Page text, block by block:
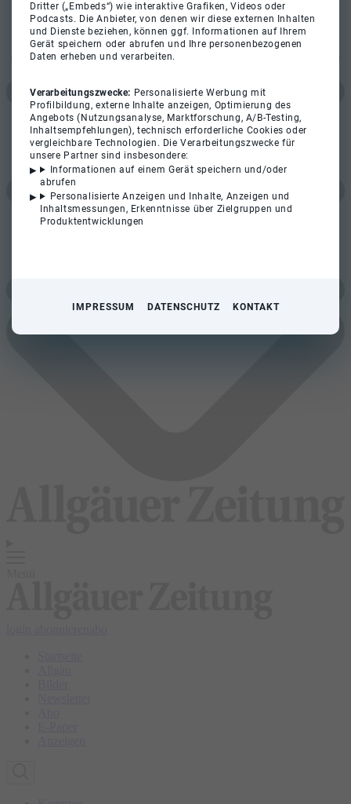
Dritter („Embeds“) wie interaktive Grafiken, Videos oder
Podcasts. Die Anbieter, von denen wir diese externen Inhalten
und Dienste beziehen, können ggf. Informationen auf Ihrem
Gerät speichern oder abrufen und Ihre personenbezogenen
Daten erheben und verarbeiten.
Verarbeitungszwecke: Personalisierte Werbung mit
Profilbildung, externe Inhalte anzeigen, Optimierung des
Angebots (Nutzungsanalyse, Marktforschung, A/B-Testing,
Inhaltsempfehlungen), technisch erforderliche Cookies oder
vergleichbare Technologien. Die Verarbeitungszwecke für
unsere Partner sind insbesondere:
Informationen auf einem Gerät speichern und/oder
abrufen
Personalisierte Anzeigen und Inhalte, Anzeigen und
Inhaltsmessungen, Erkenntnisse über Zielgruppen und
Produktentwicklungen
IMPRESSUM DATENSCHUTZ KONTAKT